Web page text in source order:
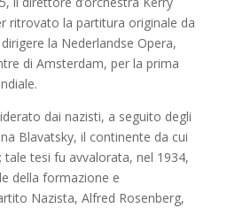
ritrovato la partitura originale da
la Nederlandse Opera,
di Amsterdam, per la prima
dai nazisti, a seguito degli
Blavatsky, il continente da cui
tale tesi fu avvalorata, nel 1934,
della formazione e
Nazista, Alfred Rosenberg,